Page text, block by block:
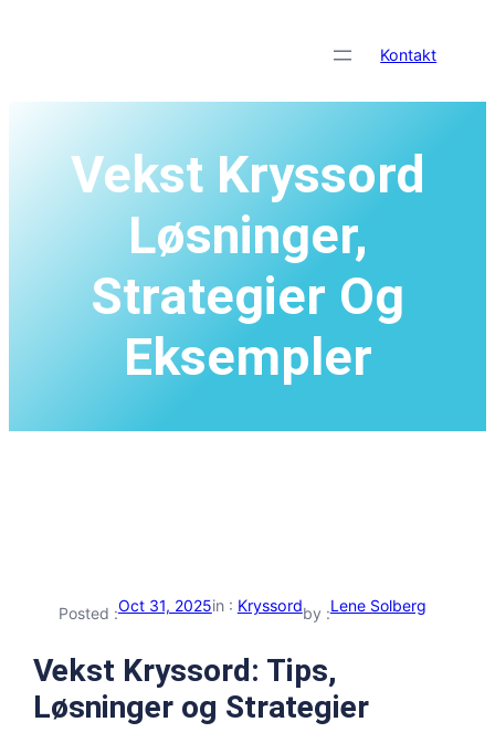
Kontakt
Vekst Kryssord
Løsninger,
Strategier Og
Eksempler
Posted :Oct 31, 2025in : Kryssordby :Lene Solberg
Vekst Kryssord: Tips,
Løsninger og Strategier